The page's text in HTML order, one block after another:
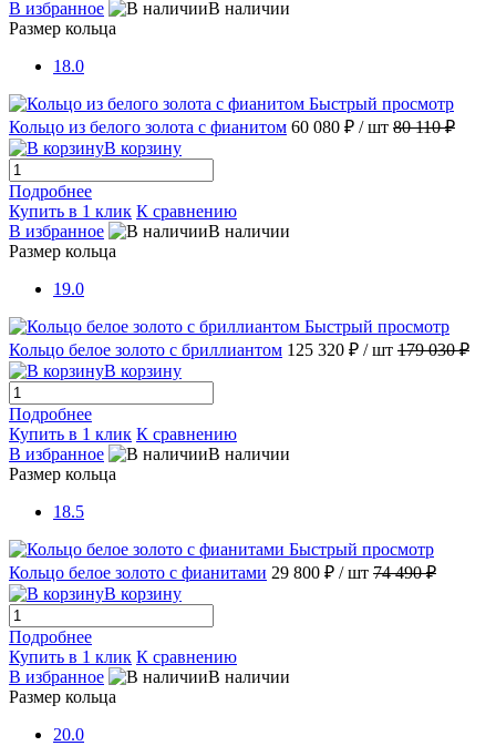
В избранное
В наличии
Размер кольца
18.0
Быстрый просмотр
Кольцо из белого золота с фианитом 60 080 ₽ / шт 80 110 ₽
В корзину
Подробнее
Купить в 1 клик К сравнению
В избранное
В наличии
Размер кольца
19.0
Быстрый просмотр
Кольцо белое золото с бриллиантом 125 320 ₽ / шт 179 030 ₽
В корзину
Подробнее
Купить в 1 клик К сравнению
В избранное
В наличии
Размер кольца
18.5
Быстрый просмотр
Кольцо белое золото с фианитами 29 800 ₽ / шт 74 490 ₽
В корзину
Подробнее
Купить в 1 клик К сравнению
В избранное
В наличии
Размер кольца
20.0